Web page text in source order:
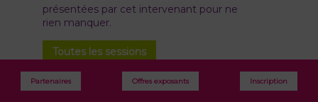
présentées par cet intervenant pour ne
rien manquer.
Toutes les sessions
Partenaires Offres exposants Inscription